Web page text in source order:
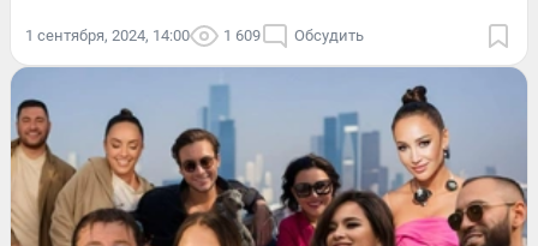
1 сентября, 2024, 14:00 1 609 Обсудить